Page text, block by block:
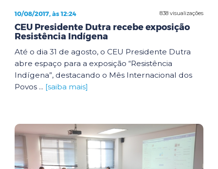
838 visualizações
10/08/2017, às 12:24
CEU Presidente Dutra recebe exposição
Resistência Indígena
Até o dia 31 de agosto, o CEU Presidente Dutra
abre espaço para a exposição “Resistência
Indígena”, destacando o Mês Internacional dos
Povos ... [saiba mais]